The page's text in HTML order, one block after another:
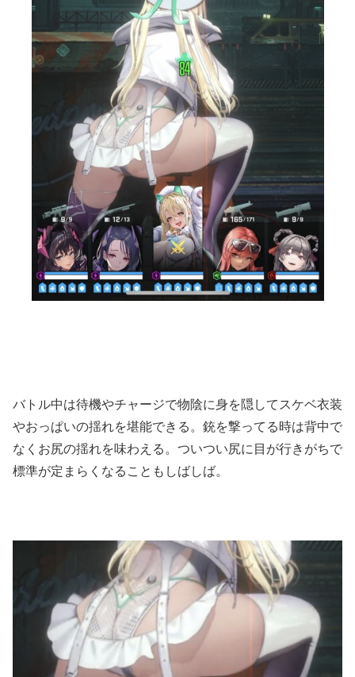
バトル中は待機やチャージで物陰に身を隠してスケベ衣装
やおっぱいの揺れを堪能できる。銃を撃ってる時は背中で
なくお尻の揺れを味わえる。ついつい尻に目が行きがちで
標準が定まらくなることもしばしば。